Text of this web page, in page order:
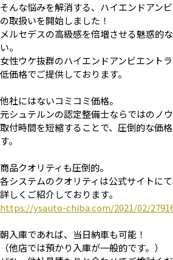
そんな悩みを解消する、ハイエンドアン
の取扱いを開始しました！
メルセデスの高級感を倍増させる魅惑的
い。
女性ウケ抜群のハイエンドアンビエントラ
低価格でご提供しております。
他社にはないコミコミ価格。
元シュテルンの認定整備士ならではのノウ
取付時間を短縮することで、圧倒的な価
す。
商品クオリティも圧倒的。
各システムのクオリティは公式サイトにて
詳しくご紹介しております。
https://ysauto-chiba.com/2021/02/
朝入庫であれば、当日納車も可能！
（他店では預かり入庫が一般的です。）